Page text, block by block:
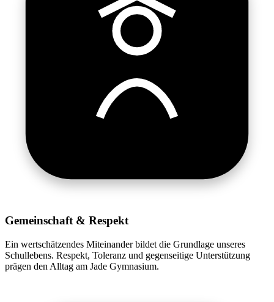
Gemeinschaft & Respekt
Ein wertschätzendes Miteinander bildet die Grundlage unseres
Schullebens. Respekt, Toleranz und gegenseitige Unterstützung
prägen den Alltag am Jade Gymnasium.